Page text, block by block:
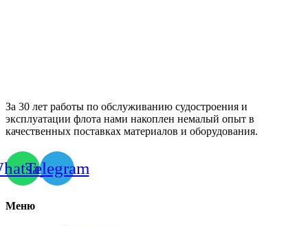
За 30 лет работы по обслуживанию судостроения и
эксплуатации флота нами накоплен немалый опыт в
качественных поставках материалов и оборудования.
Telegram
Меню